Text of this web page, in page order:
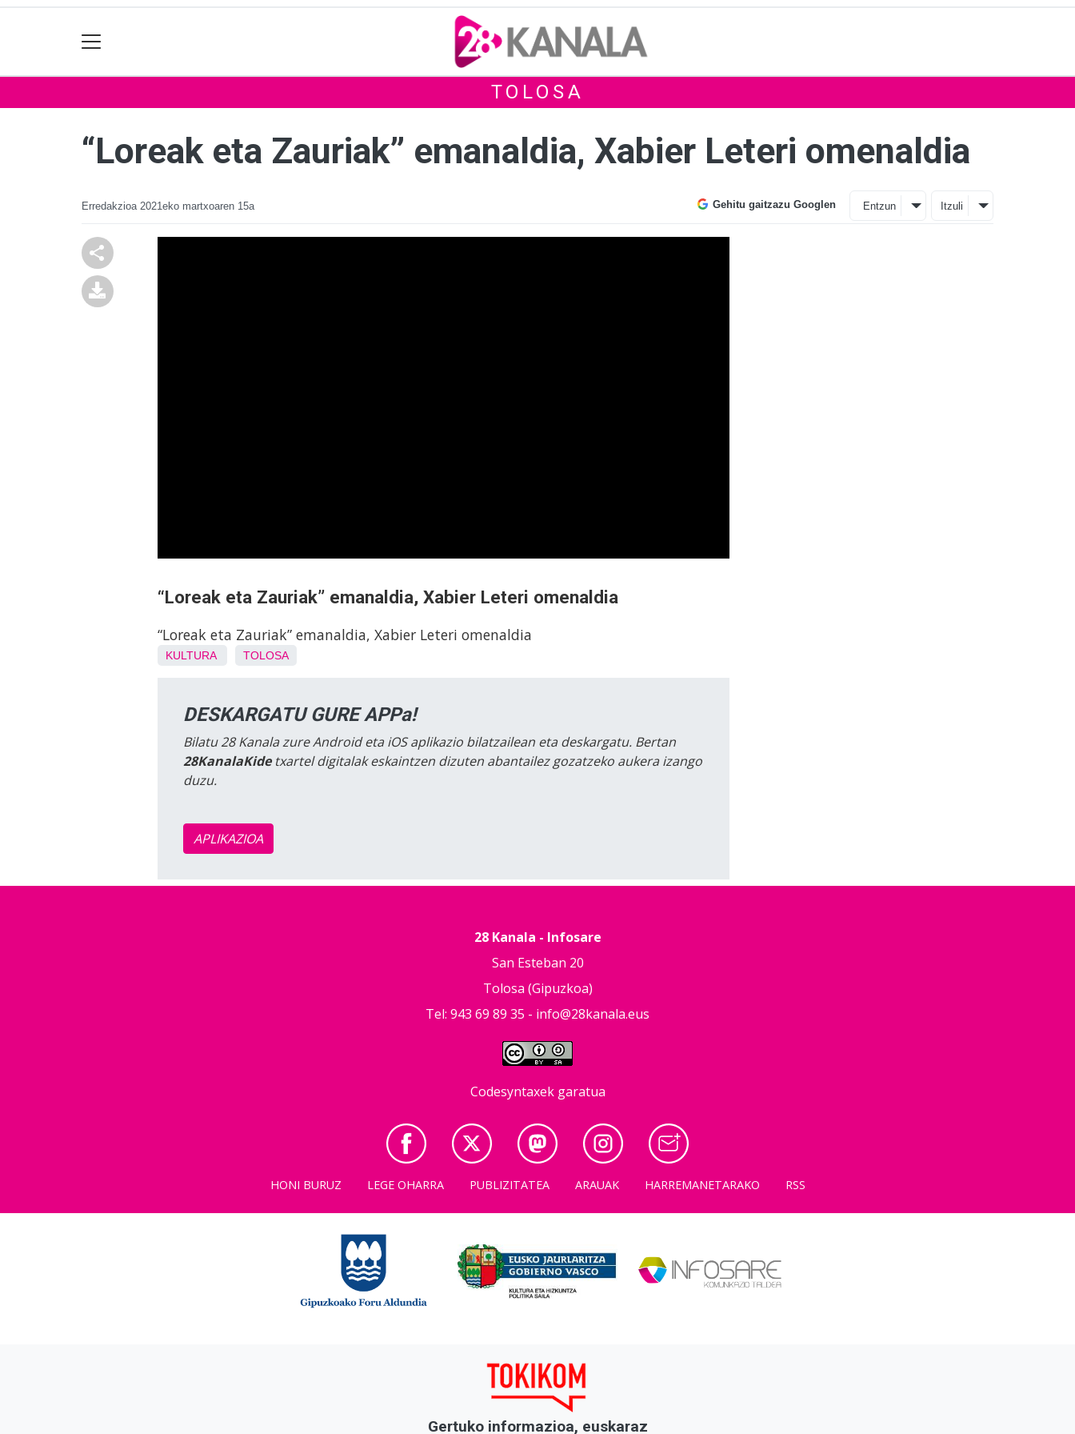
TOLOSA
“Loreak eta Zauriak” emanaldia, Xabier Leteri omenaldia
Erredakzioa 2021eko martxoaren 15a Gehitu gaitzazu Googlen Entzun Itzuli
“Loreak eta Zauriak” emanaldia, Xabier Leteri omenaldia
“Loreak eta Zauriak” emanaldia, Xabier Leteri omenaldia
KULTURA TOLOSA
DESKARGATU GURE APPa!
Bilatu 28 Kanala zure Android eta iOS aplikazio bilatzailean eta deskargatu. Bertan
28KanalaKidetxartel digitalak eskaintzen dizuten abantailez gozatzeko aukera izango
duzu.
APLIKAZIOA
28 Kanala - Infosare
San Esteban 20
Tolosa (Gipuzkoa)
Tel: 943 69 89 35 - info@28kanala.eus
Codesyntaxek garatua
HONI BURUZ LEGE OHARRA PUBLIZITATEA ARAUAK HARREMANETARAKO RSS
Gertuko informazioa, euskaraz